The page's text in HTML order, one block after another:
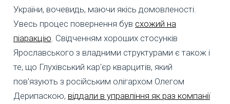
України, вочевидь, маючи якісь домовленості.
Увесь процес повернення був схожий на
піаракцію . Свідченням хороших стосунків
Ярославського з владними структурами є також і
те, що Глухівський кар'єр кварцитів, який
пов'язують з російським олігархом Олегом
Дерипаскою, віддали в управління як раз компанії